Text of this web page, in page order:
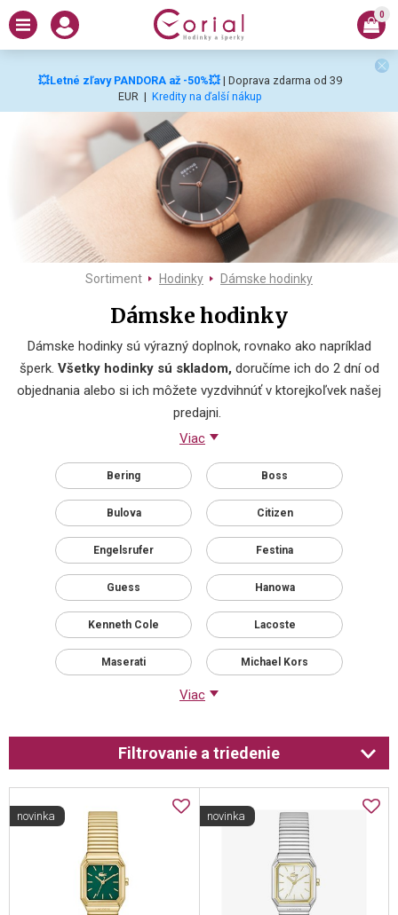
💥Letné zľavy PANDORA až -50%💥 | Doprava zdarma od 39
EUR | Kredity na ďalší nákup
0
Sortiment Hodinky Dámske hodinky
Dámske hodinky
Dámske hodinky sú výrazný doplnok, rovnako ako napríklad
šperk. Všetky hodinky sú skladom, doručíme ich do 2 dní od
objednania alebo si ich môžete vyzdvihnúť v ktorejkoľvek našej
predajni.
Viac
Bering Boss
Bulova Citizen
Engelsrufer Festina
Guess Hanowa
Kenneth Cole Lacoste
Maserati Michael Kors
Viac
Filtrovanie a triedenie
novinka novinka